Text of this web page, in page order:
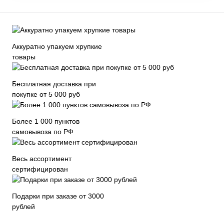
Аккуратно упакуем хрупкие
товары
Бесплатная доставка при
покупке от 5 000 руб
Более 1 000 пунктов
самовывоза по РФ
Весь ассортимент
сертифицирован
Подарки при заказе от 3000
рублей